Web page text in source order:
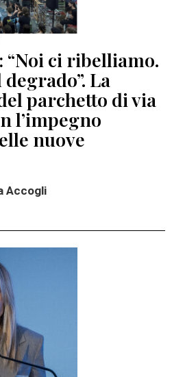
“Noi ci ribelliamo.
La
parchetto di via
l’impegno
nuove
Accogli